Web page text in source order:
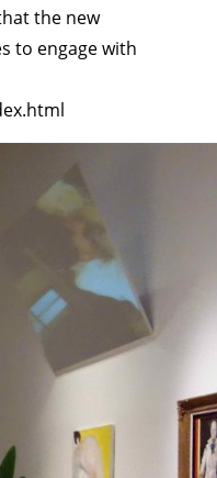
RANKING
JP-SOCIETY
the new
to engage with